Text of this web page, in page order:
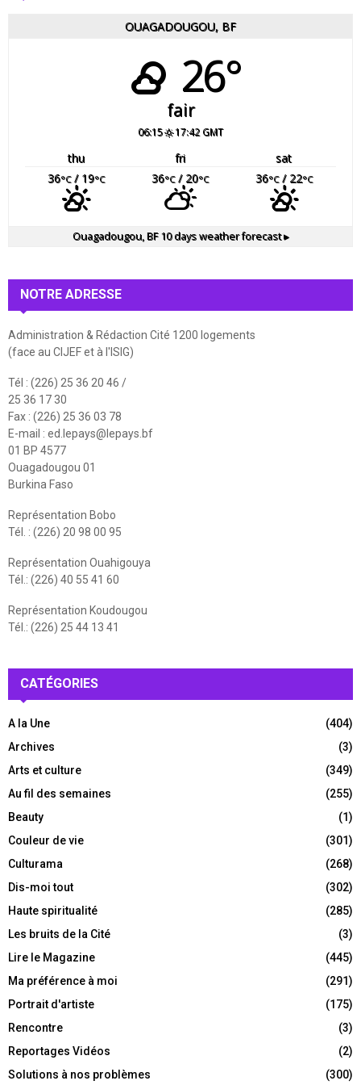
OUAGADOUGOU, BF
26°
fair
06:15 17:42 GMT
thu fri
sat
36°C/ 19°C 36°C/ 20°C 36°C/ 22°C
Ouagadougou, BF10 days weather forecast ▸
NOTRE ADRESSE
Administration & Rédaction Cité 1200 logements
(face au CIJEF et à l'ISIG)
Tél : (226) 25 36 20 46 /
25 36 17 30
Fax : (226) 25 36 03 78
E-mail : ed.lepays@lepays.bf
01 BP 4577
Ouagadougou 01
Burkina Faso
Représentation Bobo
Tél. : (226) 20 98 00 95
Représentation Ouahigouya
Tél.: (226) 40 55 41 60
Représentation Koudougou
Tél.: (226) 25 44 13 41
CATÉGORIES
A la Une
(404)
Archives
(3)
Arts et culture
(349)
Au fil des semaines
(255)
Beauty
(1)
Couleur de vie
(301)
Culturama
(268)
Dis-moi tout
(302)
Haute spiritualité
(285)
Les bruits de la Cité
(3)
Lire le Magazine
(445)
Ma préférence à moi
(291)
Portrait d'artiste
(175)
Rencontre
(3)
Reportages Vidéos
(2)
Solutions à nos problèmes
(300)